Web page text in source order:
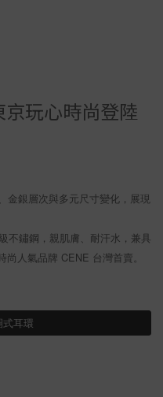
京玩心時尚登陸
金銀層次與多元尺寸變化，展現
不鏽鋼，親肌膚、耐汗水，兼具
人氣品牌 CENE 台灣首賣。
耳環